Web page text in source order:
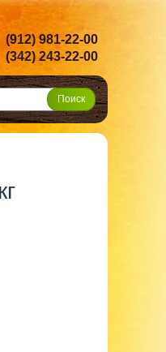
(912) 981-22-00
(342) 243-22-00